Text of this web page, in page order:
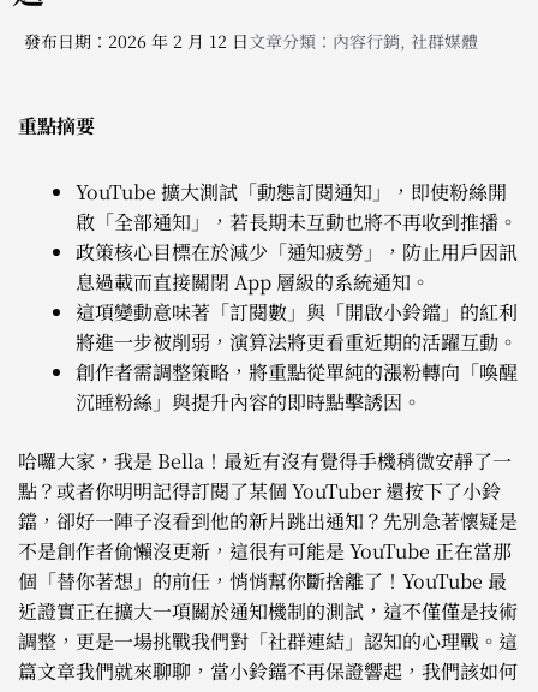
發布日期：2026 年 2 月 12 日文章分類： 內容行銷, 社群媒體
重點摘要
YouTube 擴大測試「動態訂閱通知」，即使粉絲開
啟「全部通知」，若長期未互動也將不再收到推播。
政策核心目標在於減少「通知疲勞」，防止用戶因訊
息過載而直接關閉 App 層級的系統通知。
這項變動意味著「訂閱數」與「開啟小鈴鐺」的紅利
將進一步被削弱，演算法將更看重近期的活躍互動。
創作者需調整策略，將重點從單純的漲粉轉向「喚醒
沉睡粉絲」與提升內容的即時點擊誘因。
哈囉大家，我是 Bella！最近有沒有覺得手機稍微安靜了一
點？或者你明明記得訂閱了某個 YouTuber 還按下了小鈴
鐺，卻好一陣子沒看到他的新片跳出通知？先別急著懷疑是
不是創作者偷懶沒更新，這很有可能是 YouTube 正在當那
個「替你著想」的前任，悄悄幫你斷捨離了！YouTube 最
近證實正在擴大一項關於通知機制的測試，這不僅僅是技術
調整，更是一場挑戰我們對「社群連結」認知的心理戰。這
篇文章我們就來聊聊，當小鈴鐺不再保證響起，我們該如何